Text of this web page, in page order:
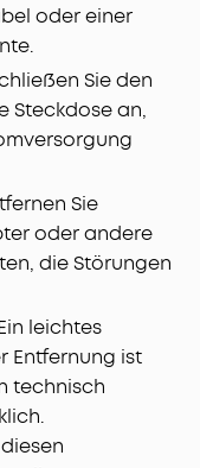
oder einer
Sie den
Steckdose an,
Sie
oder andere
die Störungen
leichtes
Entfernung ist
technisch